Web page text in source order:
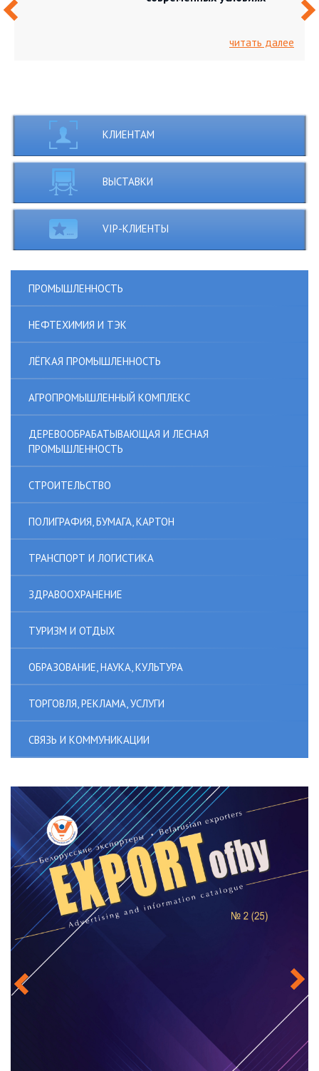
читать далее
‹
›
КЛИЕНТАМ
ВЫСТАВКИ
VIP-КЛИЕНТЫ
ПРОМЫШЛЕННОСТЬ
НЕФТЕХИМИЯ И ТЭК
ЛЁГКАЯ ПРОМЫШЛЕННОСТЬ
АГРОПРОМЫШЛЕННЫЙ КОМПЛЕКС
ДЕРЕВООБРАБАТЫВАЮЩАЯ И ЛЕСНАЯ
ПРОМЫШЛЕННОСТЬ
СТРОИТЕЛЬСТВО
ПОЛИГРАФИЯ, БУМАГА, КАРТОН
ТРАНСПОРТ И ЛОГИСТИКА
ЗДРАВООХРАНЕНИЕ
ТУРИЗМ И ОТДЫХ
ОБРАЗОВАНИЕ, НАУКА, КУЛЬТУРА
ТОРГОВЛЯ, РЕКЛАМА, УСЛУГИ
СВЯЗЬ И КОММУНИКАЦИИ